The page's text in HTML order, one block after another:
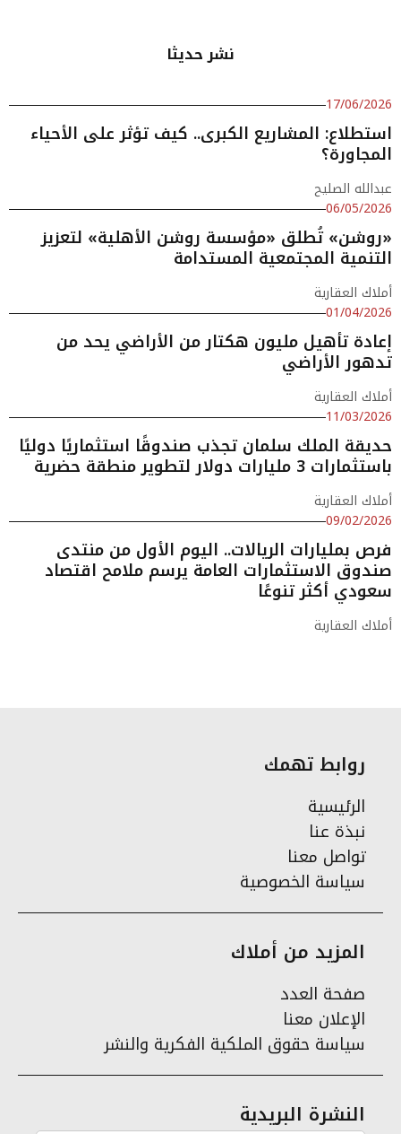
نشر حديثا
17/06/2026
استطلاع: المشاريع الكبرى.. كيف تؤثر على الأحياء
المجاورة؟
عبدالله الصليح
06/05/2026
«روشن» تُطلق «مؤسسة روشن الأهلية» لتعزيز
التنمية المجتمعية المستدامة
أملاك العقارية
01/04/2026
إعادة تأهيل مليون هكتار من الأراضي يحد من
تدهور الأراضي
أملاك العقارية
11/03/2026
حديقة الملك سلمان تجذب صندوقًا استثماريًا دوليًا
باستثمارات 3 مليارات دولار لتطوير منطقة حضرية
أملاك العقارية
09/02/2026
فرص بمليارات الريالات.. اليوم الأول من منتدى
صندوق الاستثمارات العامة يرسم ملامح اقتصاد
سعودي أكثر تنوعًا
أملاك العقارية
روابط تهمك
الرئيسية
نبذة عنا
تواصل معنا
سياسة الخصوصية
المزيد من أملاك
صفحة العدد
الإعلان معنا
سياسة حقوق الملكية الفكرية والنشر
النشرة البريدية